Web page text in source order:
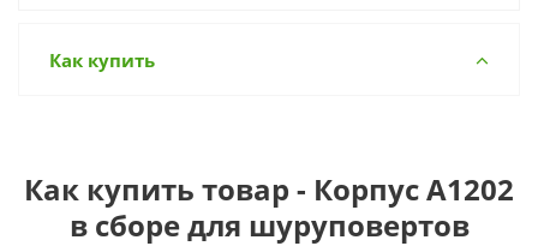
Как купить
Как купить товар - Корпус A1202
в сборе для шуруповертов